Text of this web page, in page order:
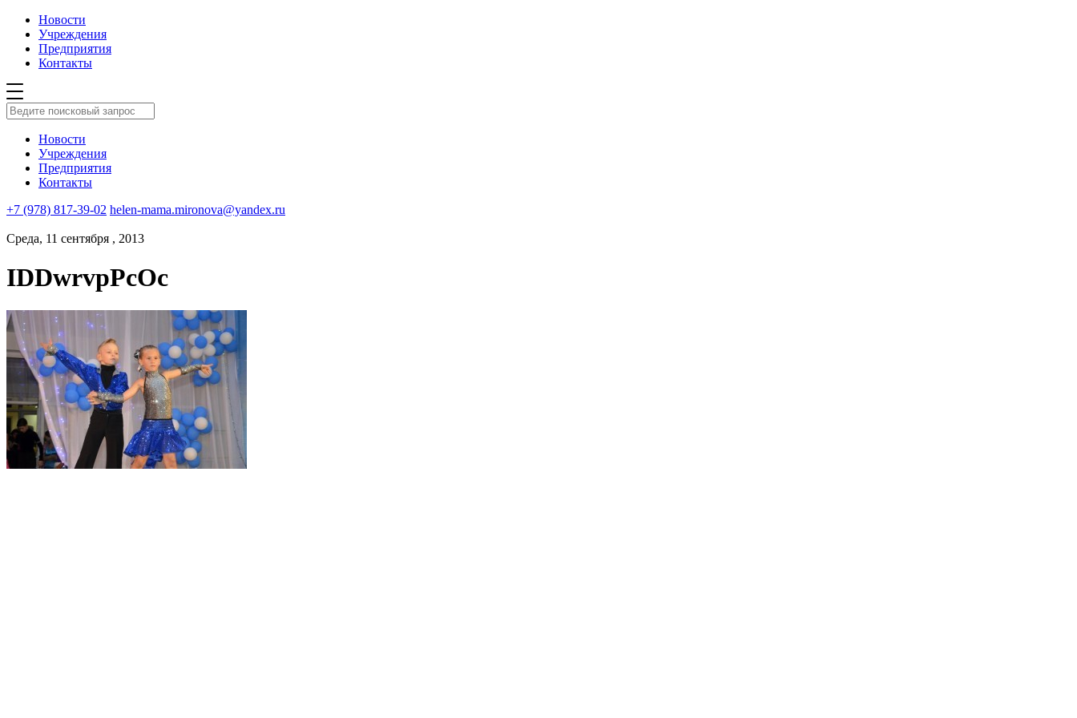
Новости
Учреждения
Предприятия
Контакты
Новости
Учреждения
Предприятия
Контакты
+7 (978) 817-39-02 helen-mama.mironova@yandex.ru
Среда, 11 сентября , 2013
IDDwrvpPcOc